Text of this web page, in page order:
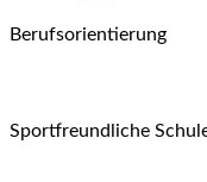
Berufsorientierung
Sportfreundliche